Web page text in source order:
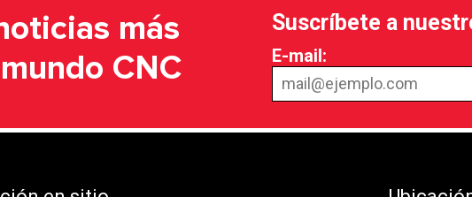
más
CNC
Suscríbete a
E-mail: